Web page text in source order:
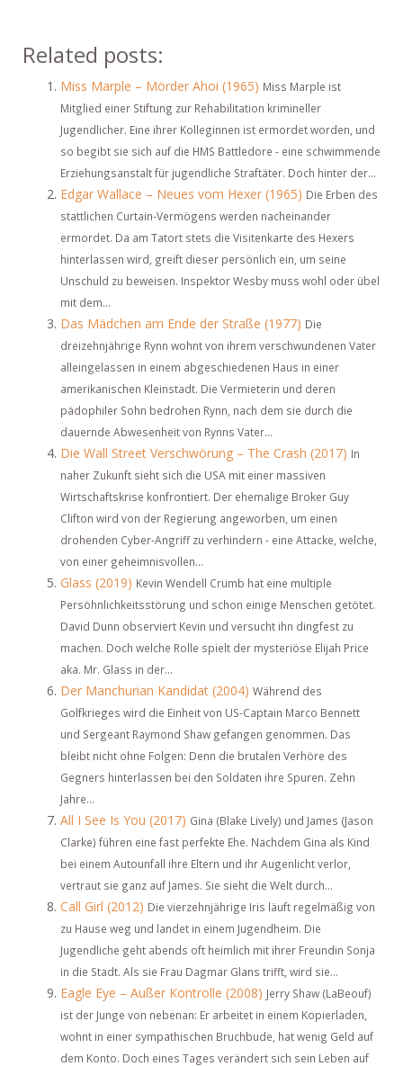
Related posts:
Miss Marple – Mörder Ahoi (1965) Miss Marple ist
Mitglied einer Stiftung zur Rehabilitation krimineller
Jugendlicher. Eine ihrer Kolleginnen ist ermordet worden, und
so begibt sie sich auf die HMS Battledore - eine schwimmende
Erziehungsanstalt für jugendliche Straftäter. Doch hinter der...
Edgar Wallace – Neues vom Hexer (1965) Die Erben des
stattlichen Curtain-Vermögens werden nacheinander
ermordet. Da am Tatort stets die Visitenkarte des Hexers
hinterlassen wird, greift dieser persönlich ein, um seine
Unschuld zu beweisen. Inspektor Wesby muss wohl oder übel
mit dem...
Das Mädchen am Ende der Straße (1977) Die
dreizehnjährige Rynn wohnt von ihrem verschwundenen Vater
alleingelassen in einem abgeschiedenen Haus in einer
amerikanischen Kleinstadt. Die Vermieterin und deren
pädophiler Sohn bedrohen Rynn, nach dem sie durch die
dauernde Abwesenheit von Rynns Vater...
Die Wall Street Verschwörung – The Crash (2017) In
naher Zukunft sieht sich die USA mit einer massiven
Wirtschaftskrise konfrontiert. Der ehemalige Broker Guy
Clifton wird von der Regierung angeworben, um einen
drohenden Cyber-Angriff zu verhindern - eine Attacke, welche,
von einer geheimnisvollen...
Glass (2019) Kevin Wendell Crumb hat eine multiple
Persöhnlichkeitsstörung und schon einige Menschen getötet.
David Dunn observiert Kevin und versucht ihn dingfest zu
machen. Doch welche Rolle spielt der mysteriöse Elijah Price
aka. Mr. Glass in der...
Der Manchurian Kandidat (2004) Während des
Golfkrieges wird die Einheit von US-Captain Marco Bennett
und Sergeant Raymond Shaw gefangen genommen. Das
bleibt nicht ohne Folgen: Denn die brutalen Verhöre des
Gegners hinterlassen bei den Soldaten ihre Spuren. Zehn
Jahre...
All I See Is You (2017) Gina (Blake Lively) und James (Jason
Clarke) führen eine fast perfekte Ehe. Nachdem Gina als Kind
bei einem Autounfall ihre Eltern und ihr Augenlicht verlor,
vertraut sie ganz auf James. Sie sieht die Welt durch...
Call Girl (2012) Die vierzehnjährige Iris läuft regelmäßig von
zu Hause weg und landet in einem Jugendheim. Die
Jugendliche geht abends oft heimlich mit ihrer Freundin Sonja
in die Stadt. Als sie Frau Dagmar Glans trifft, wird sie...
Eagle Eye – Außer Kontrolle (2008) Jerry Shaw (LaBeouf)
ist der Junge von nebenan: Er arbeitet in einem Kopierladen,
wohnt in einer sympathischen Bruchbude, hat wenig Geld auf
dem Konto. Doch eines Tages verändert sich sein Leben auf